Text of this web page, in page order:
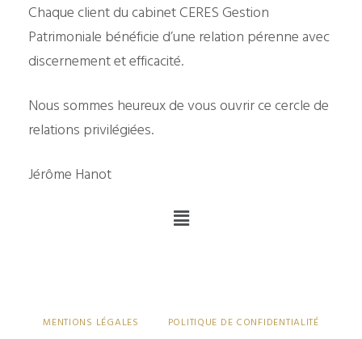
Chaque client du cabinet CERES Gestion
Patrimoniale bénéficie d’une relation pérenne avec
discernement et efficacité.
Nous sommes heureux de vous ouvrir ce cercle de
relations privilégiées.
Jérôme Hanot
MENTIONS LÉGALES POLITIQUE DE CONFIDENTIALITÉ